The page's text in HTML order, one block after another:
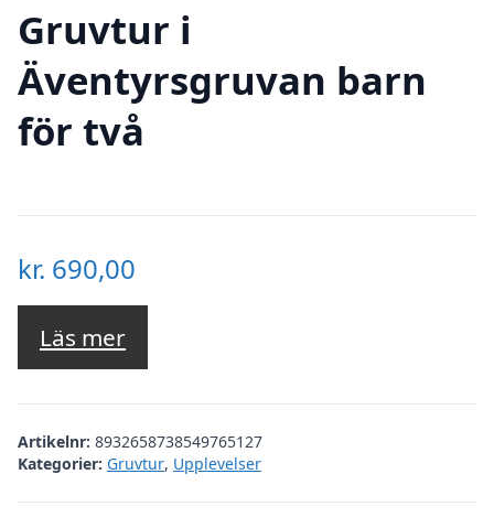
Gruvtur i
Äventyrsgruvan barn
för två
kr. 690,00
Läs mer
Artikelnr: 8932658738549765127
Kategorier: Gruvtur, Upplevelser